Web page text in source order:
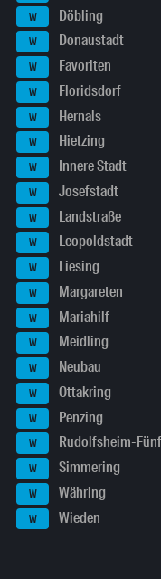
W Döbling
W Donaustadt
W Favoriten
W Floridsdorf
W Hernals
W Hietzing
W Innere Stadt
W Josefstadt
W Landstraße
W Leopoldstadt
W Liesing
W Margareten
W Mariahilf
W Meidling
W Neubau
W Ottakring
W Penzing
W Rudolfsheim-
W Simmering
W Währing
W Wieden